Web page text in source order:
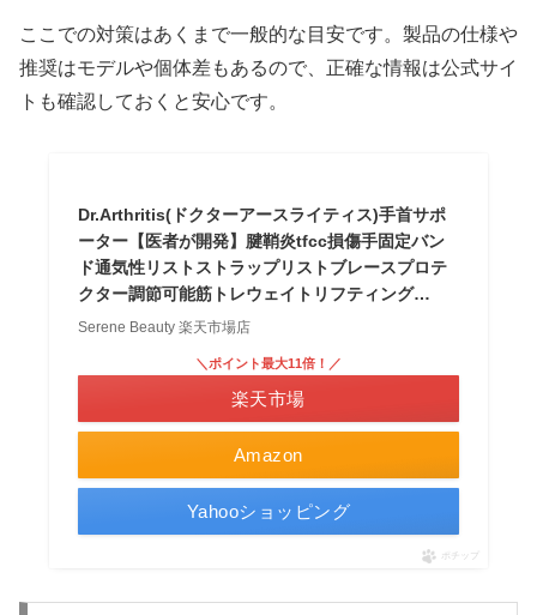
ここでの対策はあくまで一般的な目安です。製品の仕様や
推奨はモデルや個体差もあるので、正確な情報は公式サイ
トも確認しておくと安心です。
Dr.Arthritis(ドクターアースライティス)手首サポ
ーター【医者が開発】腱鞘炎tfcc損傷手固定バン
ド通気性リストストラップリストブレースプロテ
クター調節可能筋トレウェイトリフティング…
Serene Beauty 楽天市場店
Amazon
＼ポイント最大11倍！／
楽天市場
Yahooショッピング
ポチップ